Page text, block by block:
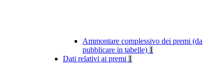
Ammontare complessivo dei premi (da
pubblicare in tabelle) 1
Dati relativi ai premi 1